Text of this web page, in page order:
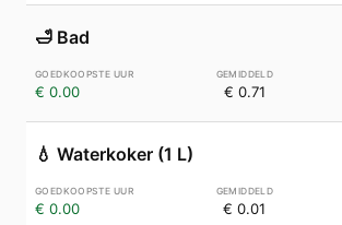
🛁 Bad
€ 0.00 € 0.71
💧 Waterkoker (1 L)
€ 0.00 € 0.01